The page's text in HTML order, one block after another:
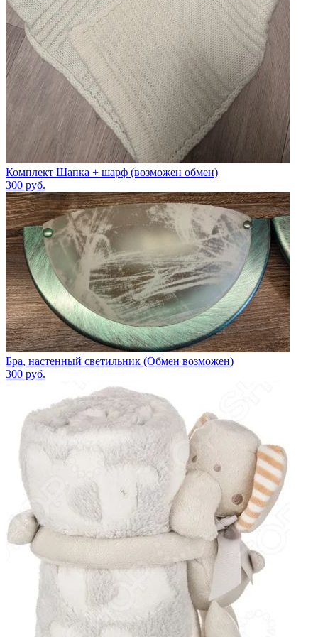
Комплект Шапка + шарф (возможен обмен)
300 руб.
Бра, настенный светильник (Обмен возможен)
300 руб.